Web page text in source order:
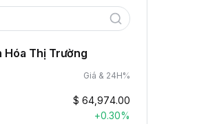
Thị Trường
Giá & 24H%
$ 64,974.00
+0.30%